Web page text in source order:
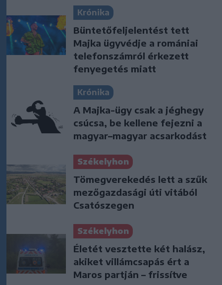
Krónika
Büntetőfeljelentést tett
Majka ügyvédje a romániai
telefonszámról érkezett
fenyegetés miatt
Krónika
A Majka-ügy csak a jéghegy
csúcsa, be kellene fejezni a
magyar–magyar acsarkodást
Székelyhon
Tömegverekedés lett a szűk
mezőgazdasági úti vitából
Csatószegen
Székelyhon
Életét vesztette két halász,
akiket villámcsapás ért a
Maros partján – frissítve